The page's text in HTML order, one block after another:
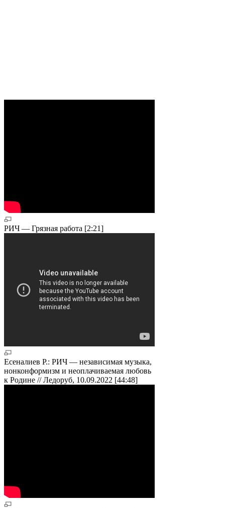
РИЧ — Грязная работа [2:21]
Есеналиев Р.: РИЧ — независимая музыка,
нонконформизм и неоплачиваемая любовь
к Родине // Ледоруб, 10.09.2022 [44:48]